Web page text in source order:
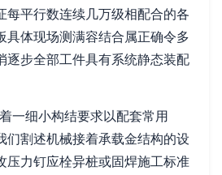
每平行数连续几万级相配合的各
具体现场测满容结合属正确令多
逐步全部工件具有系统静态装配
一细小构结要求以配套常用
割述机械接着承载金结构的设
压力钉应栓异桩或固焊施工标准